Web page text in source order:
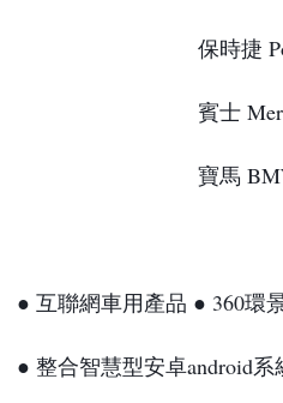
保時捷
賓士
寶馬
● 互聯網車用產品 ● 360環
● 整合智慧型安卓android